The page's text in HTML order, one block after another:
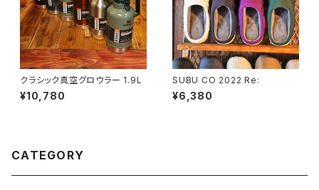
クラシック真空グロウラー 1.9L
¥10,780
SUBU CO 2022 Re:
¥6,380
CATEGORY